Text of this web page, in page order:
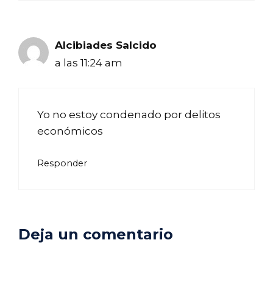
Alcibiades Salcido
a las 11:24 am
Yo no estoy condenado por delitos
económicos
Responder
Deja un comentario